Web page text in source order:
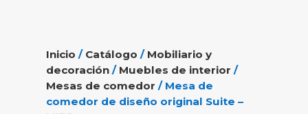
Inicio / Catálogo / Mobiliario y
decoración / Muebles de interior /
Mesas de comedor / Mesa de
comedor de diseño original Suite –